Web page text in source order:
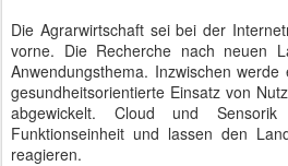
Die Agrarwirtschaft sei bei der
vorne. Die Recherche nach neuen
Anwendungsthema. Inzwischen
gesundheitsorientierte Einsatz von
abgewickelt. Cloud und
Funktionseinheit und lassen den
reagieren.